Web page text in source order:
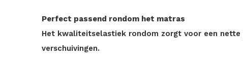
Perfect passend rondom het matras
Het kwaliteitselastiek rondom zorgt voor een
verschuivingen.